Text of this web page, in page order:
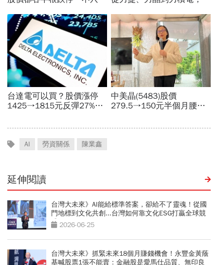
AI 勞資關係 陳業鑫
延伸閱讀
台灣大未來》AI能給標準答案，卻給不了靈魂！從國
門地標到文化共創...台灣如何靠文化ESG打贏全球競
爭？2026-06-25
台灣大未來》抓緊未來18個月賺錢機會！永豐金黃蔭
基喊股票1張不能賣：金融股是愛馬仕品質、無印良